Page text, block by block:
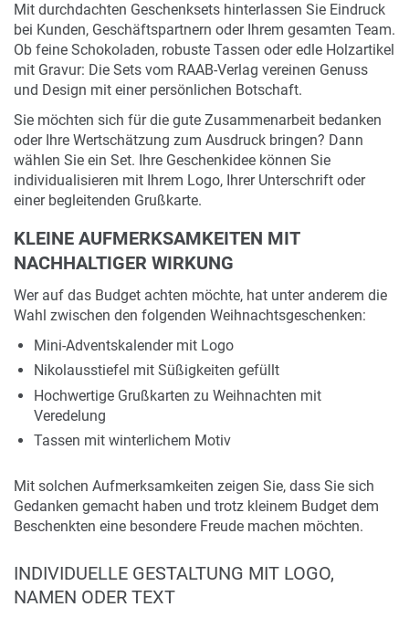
Mit durchdachten Geschenksets hinterlassen Sie Eindruck
bei Kunden, Geschäftspartnern oder Ihrem gesamten Team.
Ob feine Schokoladen, robuste Tassen oder edle Holzartikel
mit Gravur: Die Sets vom RAAB-Verlag vereinen Genuss
und Design mit einer persönlichen Botschaft.
Sie möchten sich für die gute Zusammenarbeit bedanken
oder Ihre Wertschätzung zum Ausdruck bringen? Dann
wählen Sie ein Set. Ihre Geschenkidee können Sie
individualisieren mit Ihrem Logo, Ihrer Unterschrift oder
einer begleitenden Grußkarte.
KLEINE AUFMERKSAMKEITEN MIT
NACHHALTIGER WIRKUNG
Wer auf das Budget achten möchte, hat unter anderem die
Wahl zwischen den folgenden Weihnachtsgeschenken:
Mini-Adventskalender mit Logo
Nikolausstiefel mit Süßigkeiten gefüllt
Hochwertige Grußkarten zu Weihnachten mit
Veredelung
Tassen mit winterlichem Motiv
Mit solchen Aufmerksamkeiten zeigen Sie, dass Sie sich
Gedanken gemacht haben und trotz kleinem Budget dem
Beschenkten eine besondere Freude machen möchten.
INDIVIDUELLE GESTALTUNG MIT LOGO,
NAMEN ODER TEXT